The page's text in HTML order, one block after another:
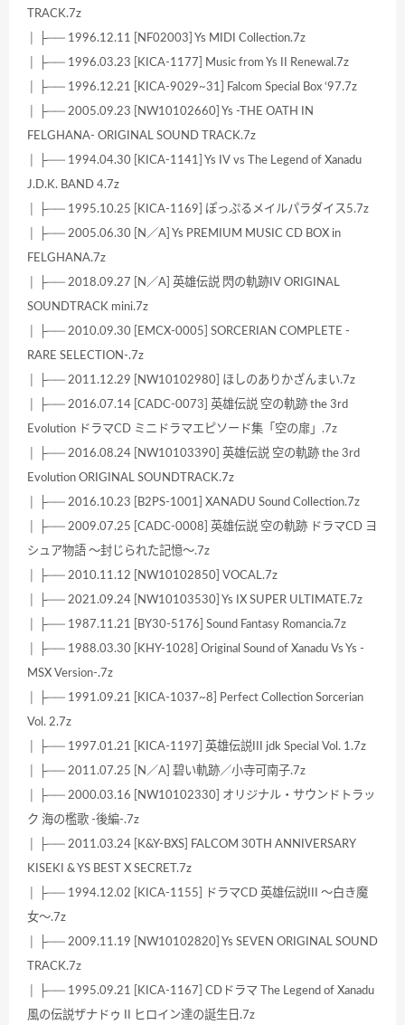
TRACK.7z
│ ├── 1996.12.11 [NF02003] Ys MIDI Collection.7z
│ ├── 1996.03.23 [KICA-1177] Music from Ys II Renewal.7z
│ ├── 1996.12.21 [KICA-9029~31] Falcom Special Box ‘97.7z
│ ├── 2005.09.23 [NW10102660] Ys -THE OATH IN
FELGHANA- ORIGINAL SOUND TRACK.7z
│ ├── 1994.04.30 [KICA-1141] Ys IV vs The Legend of Xanadu
J.D.K. BAND 4.7z
│ ├── 1995.10.25 [KICA-1169] ぽっぷるメイルパラダイス5.7z
│ ├── 2005.06.30 [N／A] Ys PREMIUM MUSIC CD BOX in
FELGHANA.7z
│ ├── 2018.09.27 [N／A] 英雄伝説 閃の軌跡IV ORIGINAL
SOUNDTRACK mini.7z
│ ├── 2010.09.30 [EMCX-0005] SORCERIAN COMPLETE -
RARE SELECTION-.7z
│ ├── 2011.12.29 [NW10102980] ほしのありかざんまい.7z
│ ├── 2016.07.14 [CADC-0073] 英雄伝説 空の軌跡 the 3rd
Evolution ドラマCD ミニドラマエピソード集「空の扉」.7z
│ ├── 2016.08.24 [NW10103390] 英雄伝説 空の軌跡 the 3rd
Evolution ORIGINAL SOUNDTRACK.7z
│ ├── 2016.10.23 [B2PS-1001] XANADU Sound Collection.7z
│ ├── 2009.07.25 [CADC-0008] 英雄伝説 空の軌跡 ドラマCD ヨ
シュア物語 ～封じられた記憶～.7z
│ ├── 2010.11.12 [NW10102850] VOCAL.7z
│ ├── 2021.09.24 [NW10103530] Ys IX SUPER ULTIMATE.7z
│ ├── 1987.11.21 [BY30-5176] Sound Fantasy Romancia.7z
│ ├── 1988.03.30 [KHY-1028] Original Sound of Xanadu Vs Ys -
MSX Version-.7z
│ ├── 1991.09.21 [KICA-1037~8] Perfect Collection Sorcerian
Vol. 2.7z
│ ├── 1997.01.21 [KICA-1197] 英雄伝説III jdk Special Vol. 1.7z
│ ├── 2011.07.25 [N／A] 碧い軌跡／小寺可南子.7z
│ ├── 2000.03.16 [NW10102330] オリジナル・サウンドトラッ
ク 海の檻歌 -後編-.7z
│ ├── 2011.03.24 [K&Y-BXS] FALCOM 30TH ANNIVERSARY
KISEKI & YS BEST X SECRET.7z
│ ├── 1994.12.02 [KICA-1155] ドラマCD 英雄伝説III ～白き魔
女～.7z
│ ├── 2009.11.19 [NW10102820] Ys SEVEN ORIGINAL SOUND
TRACK.7z
│ ├── 1995.09.21 [KICA-1167] CDドラマ The Legend of Xanadu
風の伝説ザナドゥ II ヒロイン達の誕生日.7z